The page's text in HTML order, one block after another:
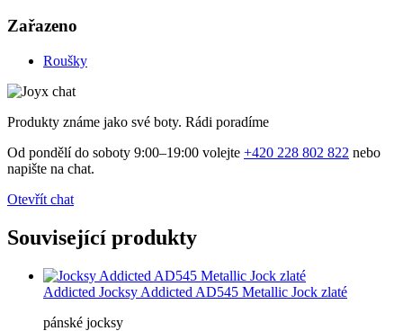
Zařazeno
Roušky
Produkty známe jako své boty. Rádi poradíme
Od pondělí do soboty 9:00–19:00 volejte +420 228 802 822 nebo
napište na chat.
Otevřít chat
Související produkty
Addicted Jocksy Addicted AD545 Metallic Jock zlaté
pánské jocksy